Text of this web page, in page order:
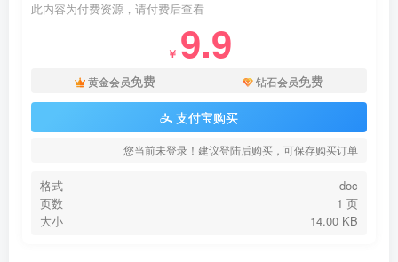
此内容为付费资源，请付费后查看
￥ 9.9
黄金会员免费 钻石会员免费
支付宝购买
您当前未登录！建议登陆后购买，可保存购买订单
格式
doc
页数
1 页
大小
14.00 KB